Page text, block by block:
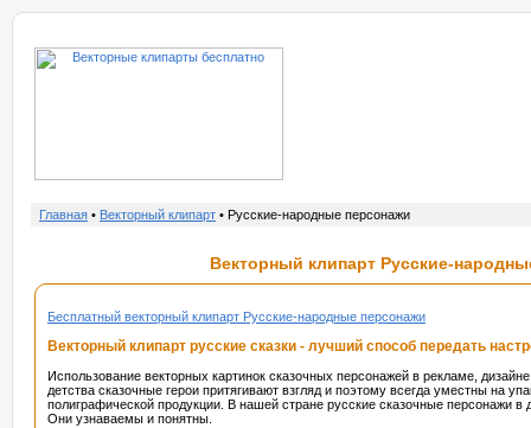
Главная • Векторный клипарт • Русские-народные персонажи
Векторный клипарт Русские-
Бесплатный векторный клипарт Русские-народные персонажи
Векторный клипарт русские сказки - лучший способ передать
Использование векторных картинок сказочных персонажей в рекламе,
детства сказочные герои притягивают взгляд и поэтому всегда уместны на
полиграфической продукции. В нашей стране русские сказочные персонажи
Они узнаваемы и понятны.